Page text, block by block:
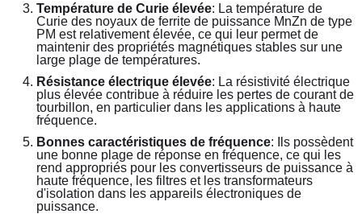
Température de Curie élevée: La température de
Curie des noyaux de ferrite de puissance MnZn de type
PM est relativement élevée, ce qui leur permet de
maintenir des propriétés magnétiques stables sur une
large plage de températures.
Résistance électrique élevée: La résistivité électrique
plus élevée contribue à réduire les pertes de courant de
tourbillon, en particulier dans les applications à haute
fréquence.
Bonnes caractéristiques de fréquence: Ils possèdent
une bonne plage de réponse en fréquence, ce qui les
rend appropriés pour les convertisseurs de puissance à
haute fréquence, les filtres et les transformateurs
d'isolation dans les appareils électroniques de
puissance.